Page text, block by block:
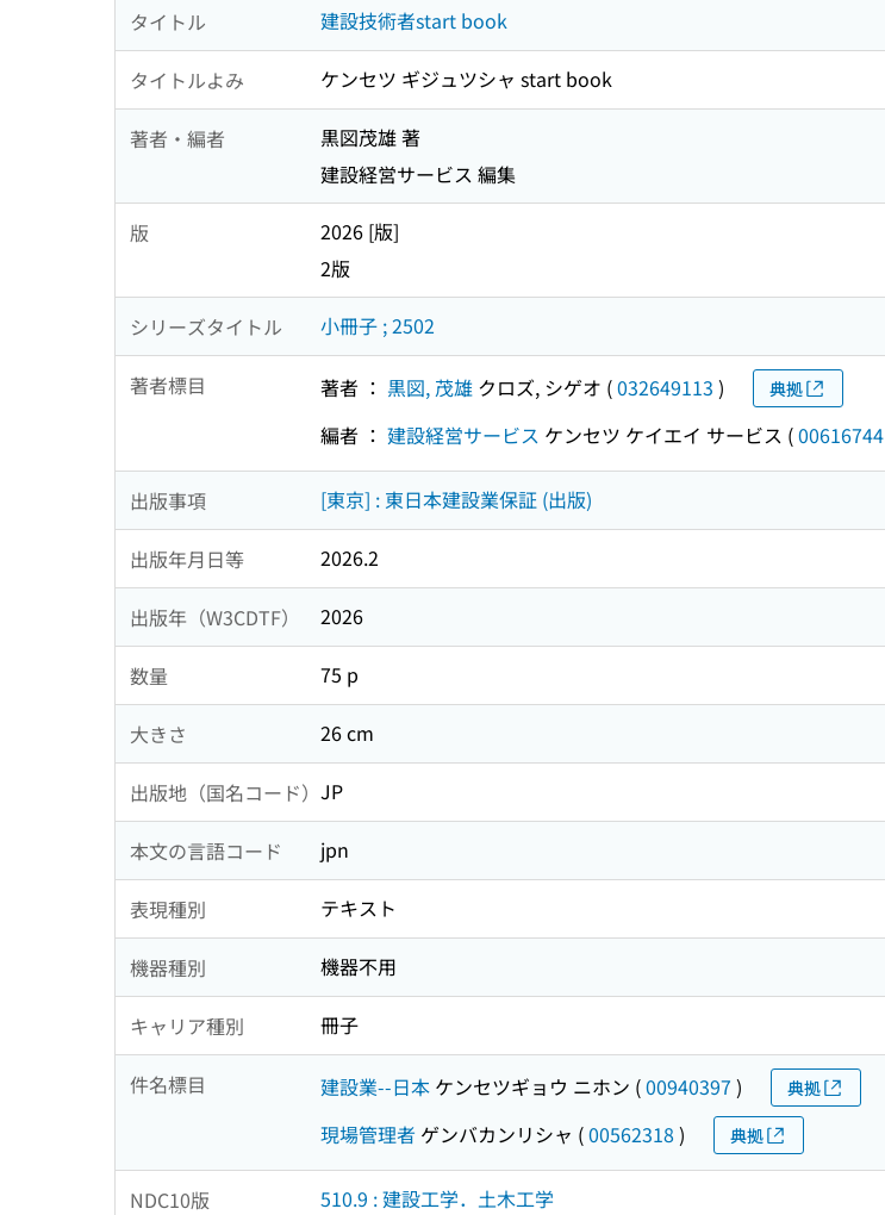
タイトル 建設技術者start book
タイトルよみ ケンセツ ギジュツシャ start book
著者・編者
黒図茂雄 著
建設経営サービス 編集
版
2026 [版]
2版
シリーズタイトル 小冊子 ; 2502
著者標目 著者 ： 黒図, 茂雄 クロズ, シゲオ (032649113 ) 典拠
編者 ： 建設経営サービス ケンセツ ケイエイ サービス (00616744
出版事項 [東京] : 東日本建設業保証 (出版)
出版年月日等 2026.2
出版年（W3CDTF） 2026
数量 75 p
大きさ 26 cm
出版地（国名コード） JP
本文の言語コード jpn
表現種別 テキスト
機器種別 機器不用
キャリア種別 冊子
件名標目 建設業--日本 ケンセツギョウ ニホン (00940397 ) 典拠
現場管理者 ゲンバカンリシャ (00562318 ) 典拠
NDC10版 510.9 : 建設工学．土木工学